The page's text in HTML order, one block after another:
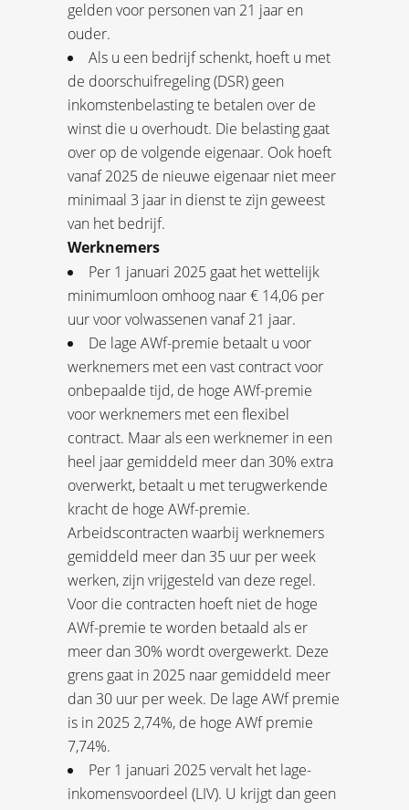
gelden voor personen van 21 jaar en
ouder.
Als u een bedrijf schenkt, hoeft u met
de doorschuifregeling (DSR) geen
inkomstenbelasting te betalen over de
winst die u overhoudt. Die belasting gaat
over op de volgende eigenaar. Ook hoeft
vanaf 2025 de nieuwe eigenaar niet meer
minimaal 3 jaar in dienst te zijn geweest
van het bedrijf.
Werknemers
Per 1 januari 2025 gaat het wettelijk
minimumloon omhoog naar € 14,06 per
uur voor volwassenen vanaf 21 jaar.
De lage AWf-premie betaalt u voor
werknemers met een vast contract voor
onbepaalde tijd, de hoge AWf-premie
voor werknemers met een flexibel
contract. Maar als een werknemer in een
heel jaar gemiddeld meer dan 30% extra
overwerkt, betaalt u met terugwerkende
kracht de hoge AWf-premie.
Arbeidscontracten waarbij werknemers
gemiddeld meer dan 35 uur per week
werken, zijn vrijgesteld van deze regel.
Voor die contracten hoeft niet de hoge
AWf-premie te worden betaald als er
meer dan 30% wordt overgewerkt. Deze
grens gaat in 2025 naar gemiddeld meer
dan 30 uur per week. De lage AWf premie
is in 2025 2,74%, de hoge AWf premie
7,74%.
Per 1 januari 2025 vervalt het lage-
inkomensvoordeel (LIV). U krijgt dan geen